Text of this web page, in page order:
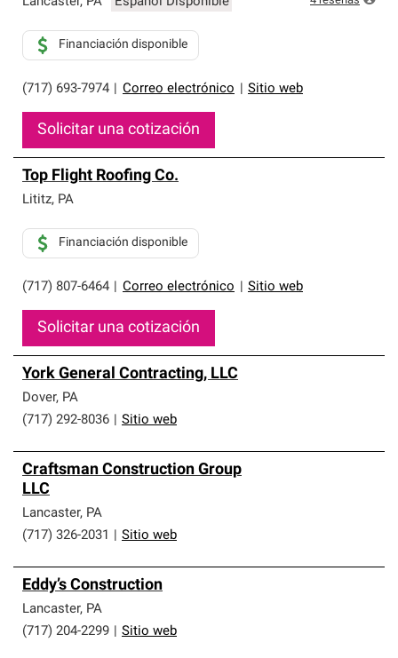
(717) 693-7974 Correo electrónico Sitio web
Financiación disponible
Solicitar una cotización
Top Flight Roofing Co.
Lititz, PA
(717) 807-6464 Correo electrónico Sitio web
Financiación disponible
Solicitar una cotización
York General Contracting, LLC
Dover, PA
(717) 292-8036
Sitio web
Craftsman Construction Group
LLC
Lancaster, PA
(717) 326-2031
Sitio web
Eddy’s Construction
Lancaster, PA
(717) 204-2299
Sitio web